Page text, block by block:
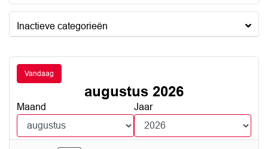
Inactieve categorieën
Vandaag
augustus 2026
Maand Jaar